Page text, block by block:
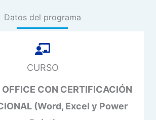
Datos del programa
CURSO
OFFICE CON CERTIFICACIÓN
(Word, Excel y Power